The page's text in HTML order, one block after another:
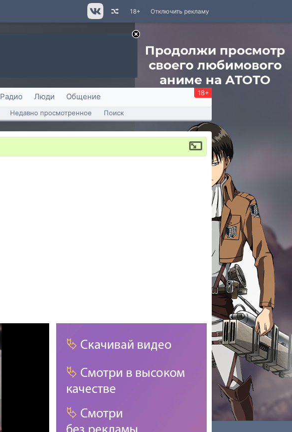
Отключить рекламу
18+
Радио Люди Общение 18+
Недавно просмотренное Поиск